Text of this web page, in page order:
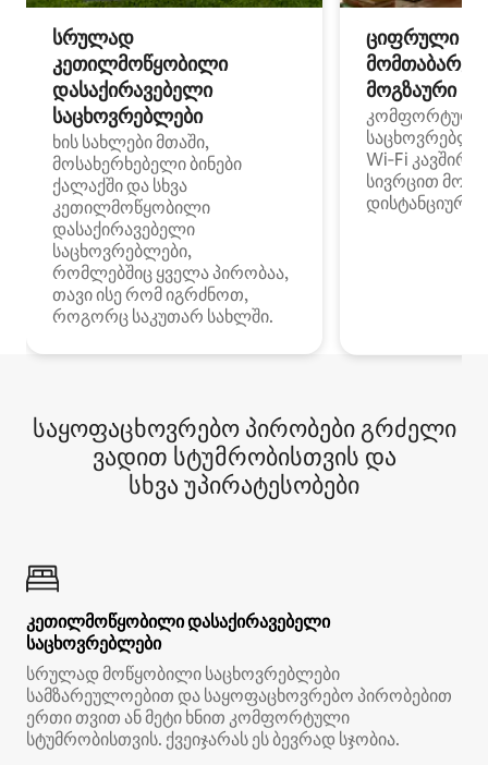
სრულად
კეთილმოწყობილი
დასაქირავებელი
საცხოვრებლები
ხის სახლები მთაში,
მოსახერხებელი ბინები
ქალაქში და სხვა
კეთილმოწყობილი
დასაქირავებელი
საცხოვრებლები,
რომლებშიც ყველა პირობაა,
თავი ისე რომ იგრძნოთ,
როგორც საკუთარ სახლში.
ციფრული
მოგზაური
კომფორტული
Wi‑Fi
სივრცით
დისტანციური
საყოფაცხოვრებო პირობები გრძელი
ვადით სტუმრობისთვის და
სხვა უპირატესობები
კეთილმოწყობილი დასაქირავებელი
საცხოვრებლები
სრულად მოწყობილი საცხოვრებლები
სამზარეულოებით და საყოფაცხოვრებო პირობებით
ერთი თვით ან მეტი ხნით კომფორტული
სტუმრობისთვის. ქვეიჯარას ეს ბევრად სჯობია.